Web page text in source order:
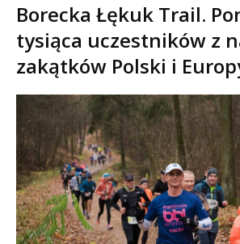
Borecka Łękuk Trail.
tysiąca uczestników z
zakątków Polski i